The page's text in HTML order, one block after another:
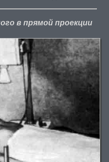
в прямой проекции